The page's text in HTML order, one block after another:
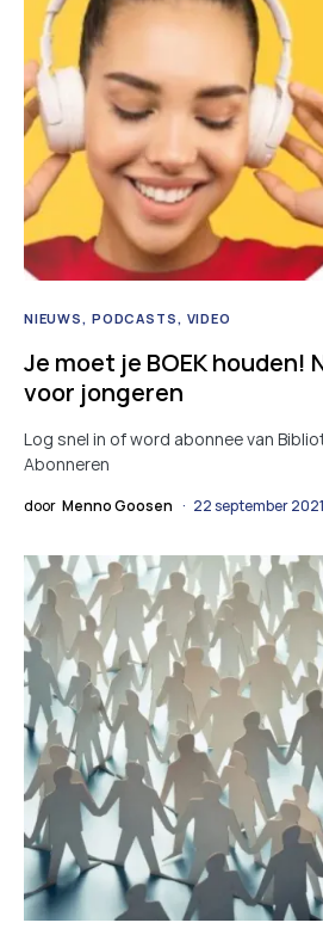
NIEUWS PODCASTS VIDEO
Je moet je BOEK houden!
voor jongeren
Log snel in of word abonnee van
Abonneren
door Menno Goosen 22 september 2021